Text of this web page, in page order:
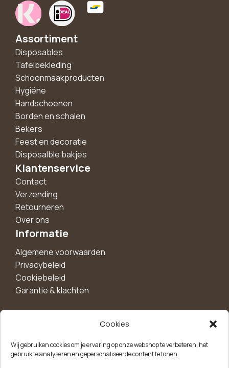
Cookies
Wij gebruiken cookies om je ervaring op onze webshop te verbeteren, het
gebruik te analyseren en gepersonaliseerde content te tonen.
Assortiment
Disposables
Tafelbekleding
Schoonmaakproducten
Hygiëne
Handschoenen
Borden en schalen
Bekers
Feest en decoratie
Disposalble bakjes
Klantenservice
Contact
Verzending
Retourneren
Over ons
Informatie
Algemene voorwaarden
Privacybeleid
Cookiebeleid
Garantie & klachten
korting!